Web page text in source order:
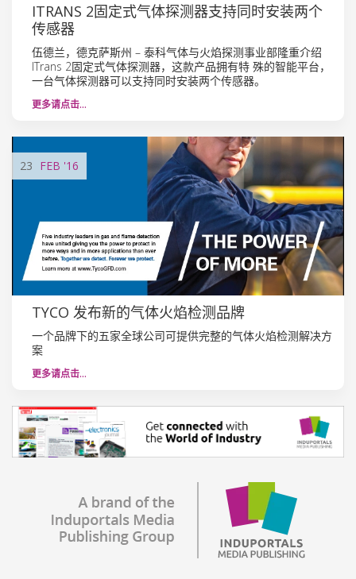
ITRANS 2固定式气体探测器支持同时安装两个
传感器
伍德兰，德克萨斯州 – 泰科气体与火焰探测事业部隆重介绍
ITrans 2固定式气体探测器，这款产品拥有特 殊的智能平台，
一台气体探测器可以支持同时安装两个传感器。
更多请点击…
23 FEB '16
TYCO 发布新的气体火焰检测品牌
一个品牌下的五家全球公司可提供完整的气体火焰检测解决方
案
更多请点击…